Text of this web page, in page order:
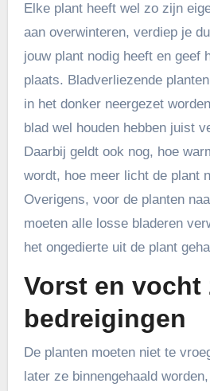
Elke plant heeft wel zo zijn
aan overwinteren, verdiep je
jouw plant nodig heeft en geef
plaats. Bladverliezende
in het donker neergezet
blad wel houden hebben juist
Daarbij geldt ook nog, hoe
wordt, hoe meer licht de plant
Overigens, voor de planten
moeten alle losse bladeren
het ongedierte uit de plant
Vorst en vocht
bedreigingen
De planten moeten niet te
later ze binnengehaald